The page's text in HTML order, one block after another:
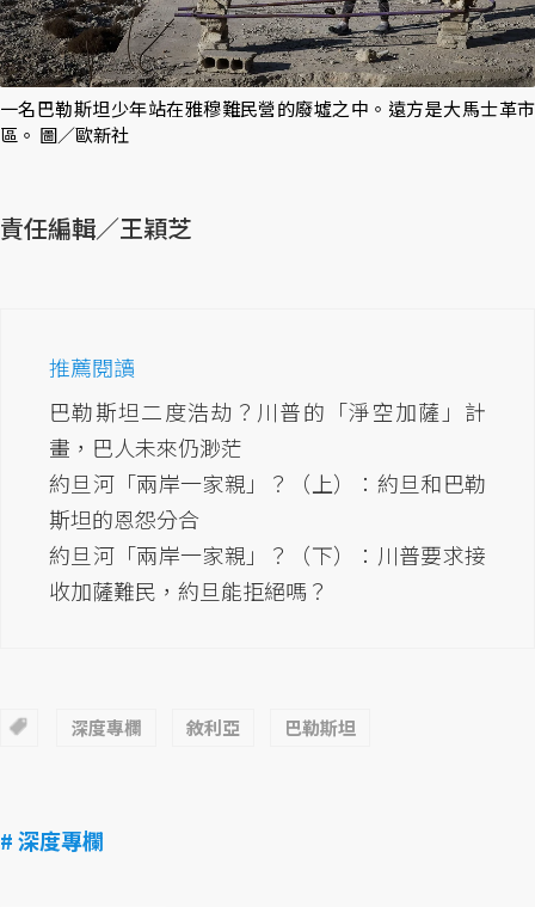
一名巴勒斯坦少年站在雅穆難民營的廢墟之中。遠方是大馬士革市
區。 圖／歐新社
責任編輯／王穎芝
推薦閱讀
巴勒斯坦二度浩劫？川普的「淨空加薩」計
畫，巴人未來仍渺茫
約旦河「兩岸一家親」？（上）：約旦和巴勒
斯坦的恩怨分合
約旦河「兩岸一家親」？（下）：川普要求接
收加薩難民，約旦能拒絕嗎？
深度專欄 敘利亞 巴勒斯坦
# 深度專欄